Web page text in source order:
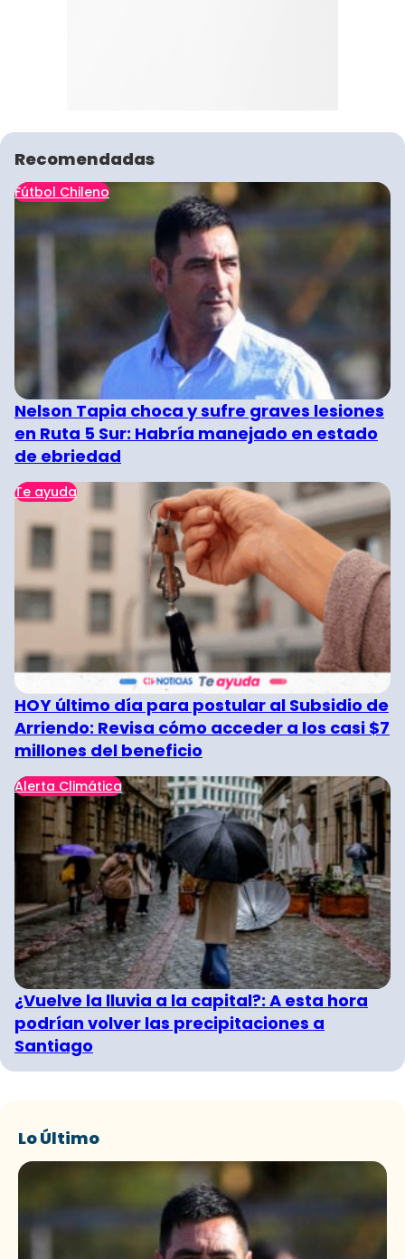
Recomendadas
Fútbol Chileno
Nelson Tapia choca y sufre graves lesiones
en Ruta 5 Sur: Habría manejado en estado
de ebriedad
Te ayuda
HOY último día para postular al Subsidio de
Arriendo: Revisa cómo acceder a los casi $7
millones del beneficio
Alerta Climática
¿Vuelve la lluvia a la capital?: A esta hora
podrían volver las precipitaciones a
Santiago
Lo Último